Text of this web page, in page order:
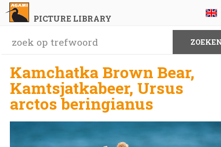
PICTURE LIBRARY
Kamchatka Brown Bear,
Kamtsjatkabeer, Ursus
arctos beringianus